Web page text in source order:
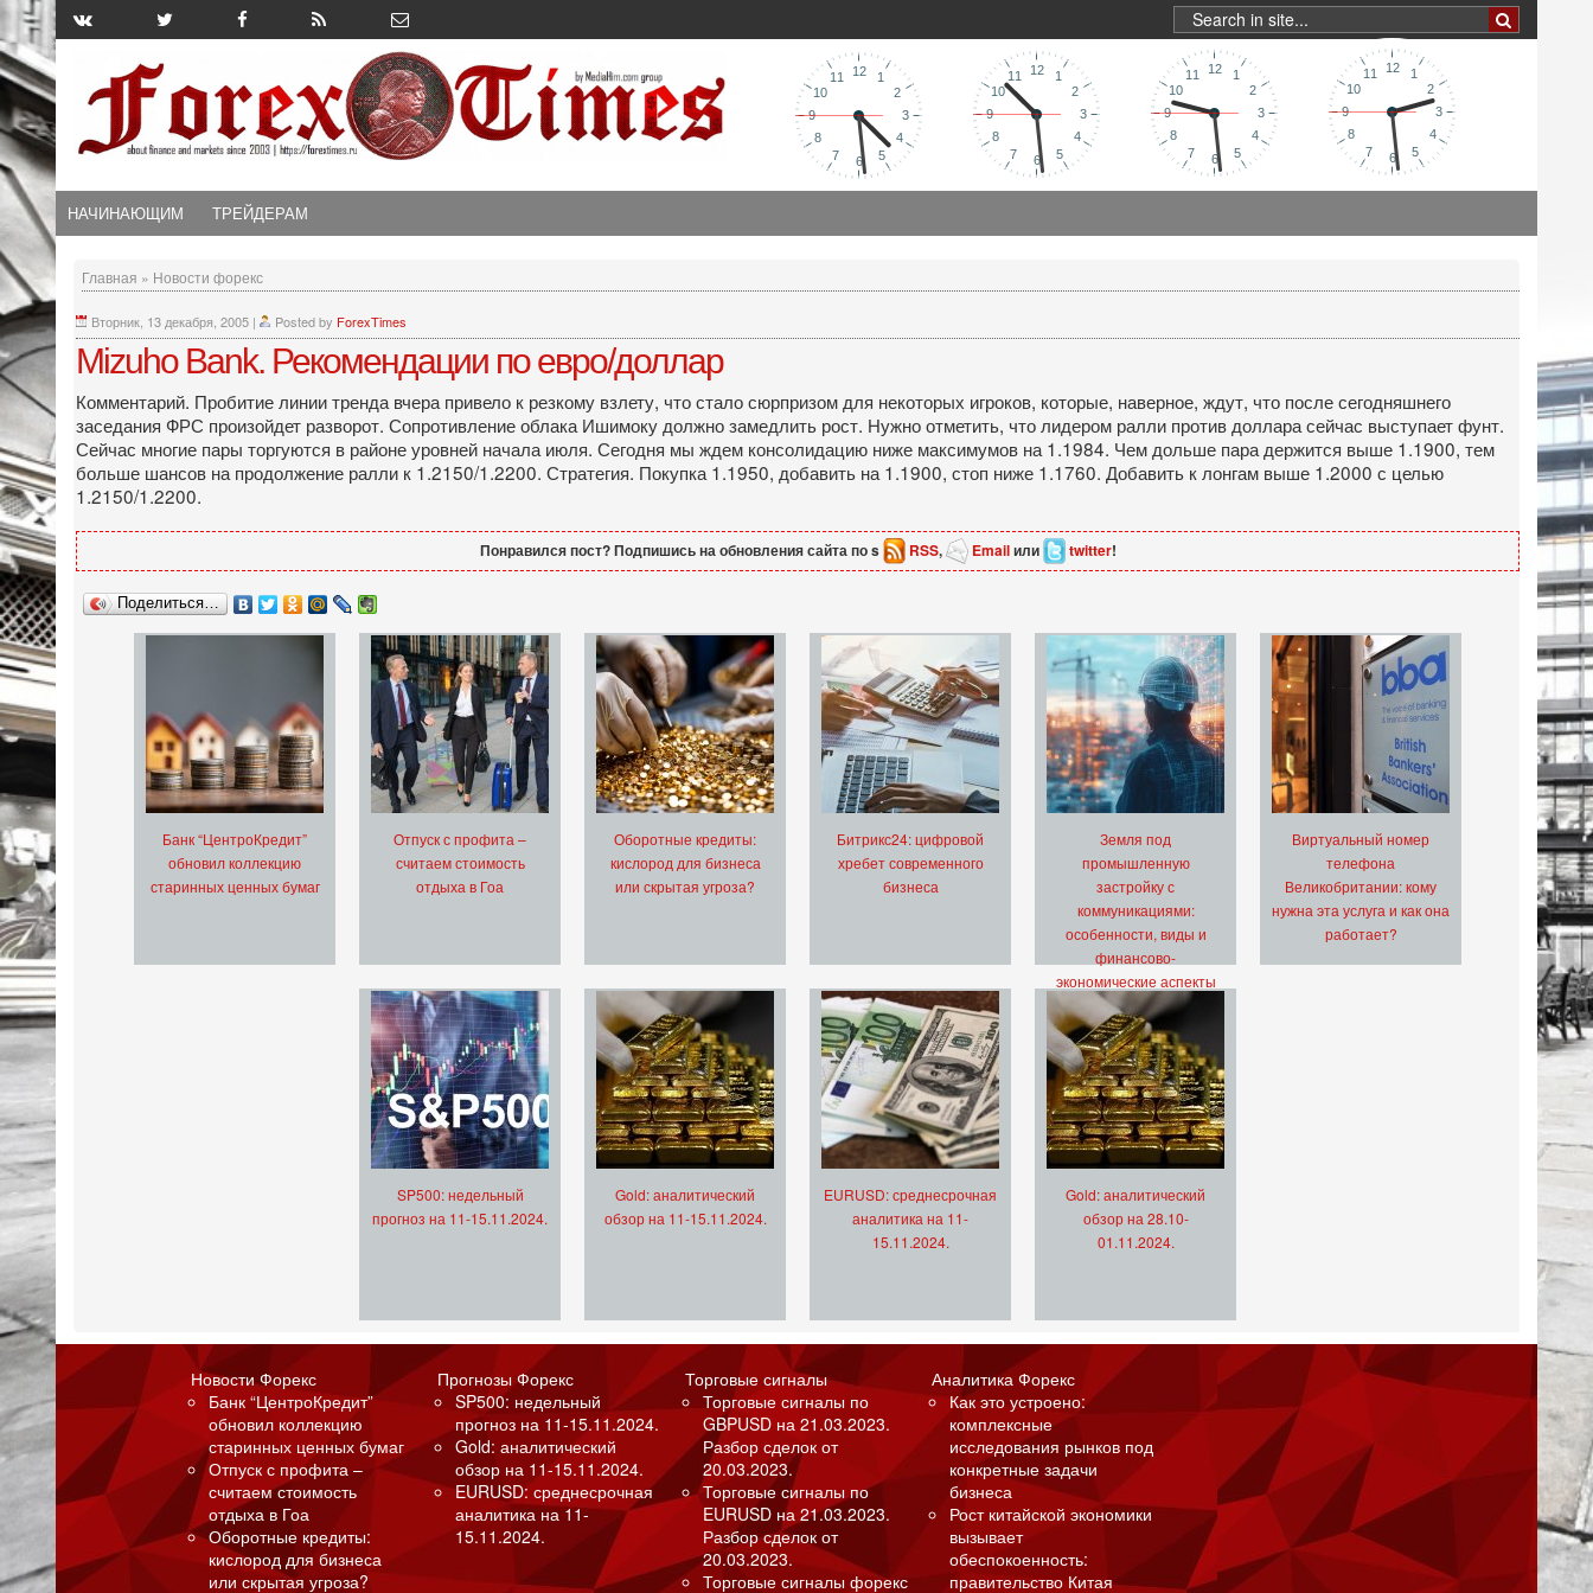
НАЧИНАЮЩИМ ТРЕЙДЕРАМ
Главная » Новости форекс
Вторник, 13 декабря, 2005 | Posted by ForexTimes
Mizuho Bank. Рекомендации по евро/доллар
Комментарий. Пробитие линии тренда вчера привело к резкому взлету, что стало сюрпризом для некоторых игроков, которые, наверное, ждут, что после сегодняшнего
заседания ФРС произойдет разворот. Сопротивление облака Ишимоку должно замедлить рост. Нужно отметить, что лидером ралли против доллара сейчас выступает фунт.
Сейчас многие пары торгуются в районе уровней начала июля. Сегодня мы ждем консолидацию ниже максимумов на 1.1984. Чем дольше пара держится выше 1.1900, тем
больше шансов на продолжение ралли к 1.2150/1.2200. Стратегия. Покупка 1.1950, добавить на 1.1900, стоп ниже 1.1760. Добавить к лонгам выше 1.2000 с целью
1.2150/1.2200.
Понравился пост? Подпишись на обновления сайта по s RSS, Emailили twitter!
Поделиться…
Банк “ЦентроКредит”
обновил коллекцию
старинных ценных бумаг
Отпуск с профита –
считаем стоимость
отдыха в Гоа
Оборотные кредиты:
кислород для бизнеса
или скрытая угроза?
Битрикс24: цифровой
хребет современного
бизнеса
Земля под
промышленную
застройку с
коммуникациями:
особенности, виды и
финансово-
экономические аспекты
Виртуальный номер
телефона
Великобритании: кому
нужна эта услуга и как она
работает?
SP500: недельный
прогноз на 11-15.11.2024.
Gold: аналитический
обзор на 11-15.11.2024.
EURUSD: среднесрочная
аналитика на 11-
15.11.2024.
Gold: аналитический
обзор на 28.10-
01.11.2024.
Новости Форекс
Банк “ЦентроКредит”
обновил коллекцию
старинных ценных бумаг
Отпуск с профита –
считаем стоимость
отдыха в Гоа
Оборотные кредиты:
кислород для бизнеса
или скрытая угроза?
Прогнозы Форекс
SP500: недельный
прогноз на 11-15.11.2024.
Gold: аналитический
обзор на 11-15.11.2024.
EURUSD: среднесрочная
аналитика на 11-
15.11.2024.
Торговые сигналы
Торговые сигналы по
GBPUSD на 21.03.2023.
Разбор сделок от
20.03.2023.
Торговые сигналы по
EURUSD на 21.03.2023.
Разбор сделок от
20.03.2023.
Торговые сигналы форекс
Аналитика Форекс
Как это устроено:
комплексные
исследования рынков под
конкретные задачи
бизнеса
Рост китайской экономики
вызывает
обеспокоенность:
правительство Китая